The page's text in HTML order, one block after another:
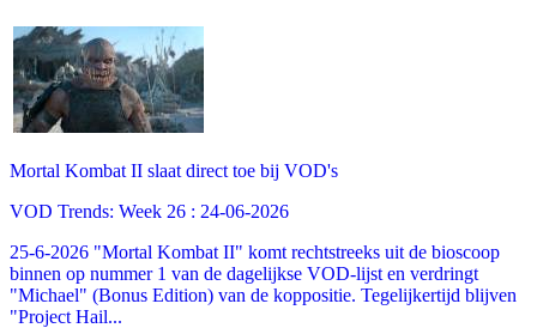
Mortal Kombat II slaat direct toe bij VOD's
VOD Trends: Week 26 : 24-06-2026
25-6-2026 "Mortal Kombat II" komt rechtstreeks uit de bioscoop
binnen op nummer 1 van de dagelijkse VOD-lijst en verdringt
"Michael" (Bonus Edition) van de koppositie. Tegelijkertijd blijven
"Project Hail...